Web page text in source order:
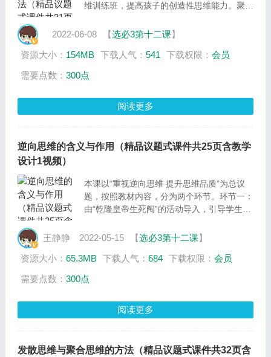
维训练班，提高孩子的创造性思维能力。聚合
提高聚合思维和发散思维能力呢？让我们跟随
的老师是如何启发学生的创造性思维的。
2022-06-08 【选必3第十二课】
资源大小： 154MB 下载人气： 541 下载权限： 会员
需要点数： 300点
阅读更多
逆向思维的含义与作用（精品议题式课件共25页含教学
设计1视频）
本课以“重视逆向思维 提升思维品质”为总议
题，按照教材内容，分为两个环节。环节一：
由“乾隆皇帝生死阄”的活动导入，引导学生在
散思维的客观基础（必要性）、含义，并结合
后，知识延伸，讲解在运用逆向思维时应当注
意的问题。环节二：由视频导入，引导学生思
考是否可以把现行的车轮改成方形或三角形？
合“理”，并辩证认识和运用发散思维和聚合思
王静静 2022-05-15 【选必3第十二课】
资源大小： 65.3MB 下载人气： 684 下载权限： 会员
需要点数： 300点
阅读更多
发散思维与聚合思维的方法（精品议题式课件共32页含